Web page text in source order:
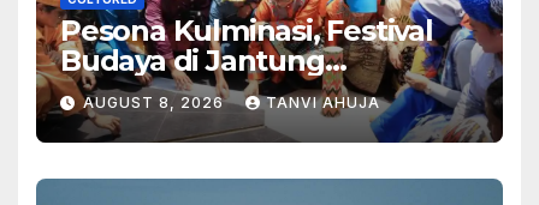
Pesona Kulminasi, Festival
Budaya di Jantung
Kalimantan
AUGUST 8, 2026 TANVI AHUJA